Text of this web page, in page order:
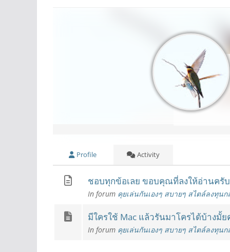
Profile Activity
ชอบทุกข้อเลย ขอบคุณที่ลงให้อ่านครั
In forum คุยเล่นกันเองๆ สบายๆ สไตล์ลงทุนก
มีใครใช้ Mac แล้วรันมาโครได้บ้างมั้
In forum คุยเล่นกันเองๆ สบายๆ สไตล์ลงทุนก